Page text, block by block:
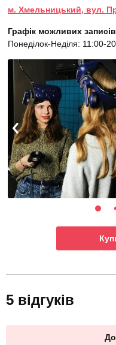
м. Хмельницький, вул.
Графік можливих
Понеділок-Неділя: 11:00-
5 відгуків